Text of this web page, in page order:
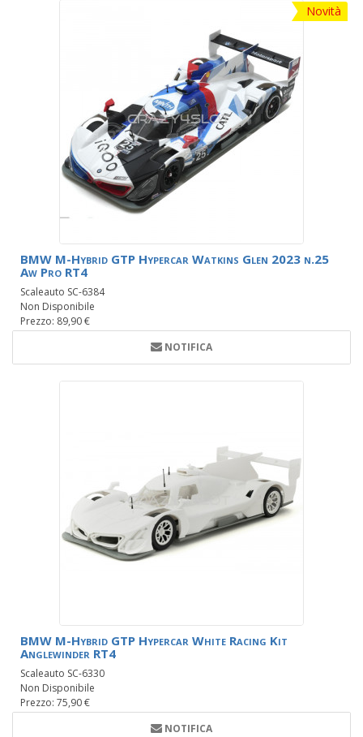
Novità
BMW M-Hybrid GTP Hypercar Watkins Glen 2023 n.25
Aw Pro RT4
Scaleauto SC-6384
Non Disponibile
Prezzo: 89,90 €
NOTIFICA
BMW M-Hybrid GTP Hypercar White Racing Kit
Anglewinder RT4
Scaleauto SC-6330
Non Disponibile
Prezzo: 75,90 €
NOTIFICA